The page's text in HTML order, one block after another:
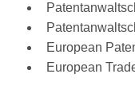
European
European